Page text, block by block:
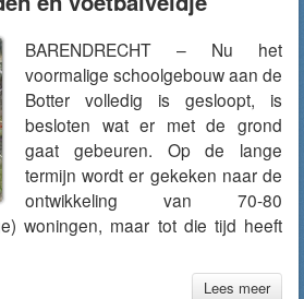
BARENDRECHT – Nu het
voormalige schoolgebouw aan de
Botter volledig is gesloopt, is
besloten wat er met de grond
gaat gebeuren. Op de lange
termijn wordt er gekeken naar de
ontwikkeling van 70-80
woningen, maar tot die tijd heeft
Lees meer